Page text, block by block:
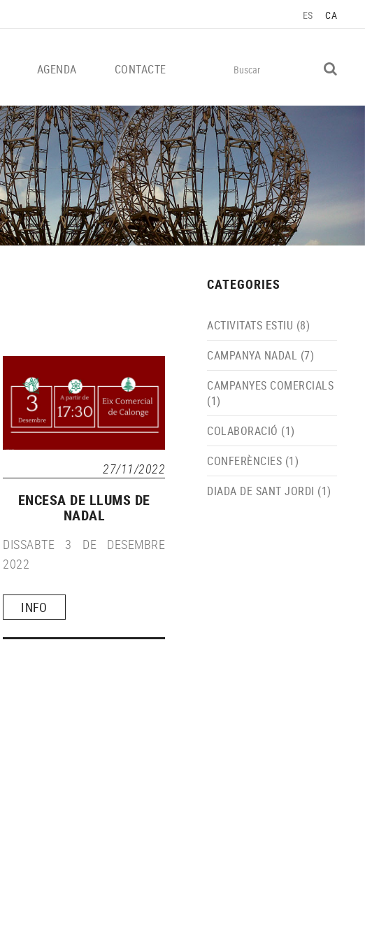
ES CA
AGENDA CONTACTE
27/11/2022
ENCESA DE LLUMS DE
NADAL
DISSABTE 3 DE DESEMBRE
2022
INFO
CATEGORIES
ACTIVITATS ESTIU (8)
CAMPANYA NADAL (7)
CAMPANYES COMERCIALS
(1)
COLABORACIÓ (1)
CONFERÈNCIES (1)
DIADA DE SANT JORDI (1)